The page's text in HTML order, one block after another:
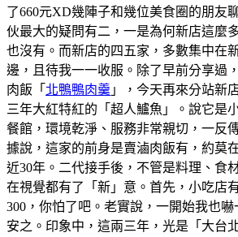
了660元XD幾陣子和幾位美食圈的朋友
伙最大的疑問有二，一是為何新店這麼
也沒有。而新店的四五家，多數集中在
邊，且待我一一收服。除了早前分享過
肉飯「 北鴨鴨肉羹 」，今天再來分站新
三年大紅特紅的「超人鱸魚」。說它是
餐館，環境乾淨、服務非常親切，一反
據說，這家的前身是賣滷肉飯有，約莫
近30年。二代接手後，不管是料理、食
在視覺都有了「新」意。首先，小吃店
300，你怕了吧。老實說，一開始我也嚇
安之。印象中，這兩三年，光是「大台